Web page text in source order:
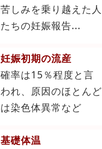
苦しみを乗り越えた人
たちの妊娠報告...
妊娠初期の流産
確率は15％程度と言
われ、原因のほとんど
は染色体異常など
基礎体温